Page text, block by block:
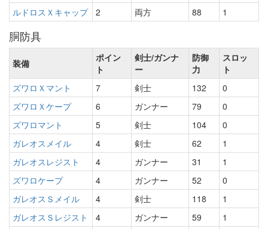
ルドロスＸキャップ
2 両方 88 1
胴防具
装備
ポイン
ト
剣士/ガンナ
ー
防御
力
スロッ
ト
ズワロＸマント
7 剣士 132
0
ズワロＸケープ
6 ガンナー 79
0
ズワロマント
5 剣士 104
0
ガレオスメイル
4 剣士 62
1
ガレオスレジスト
4 ガンナー 31
1
ズワロケープ
4 ガンナー 52
0
ガレオスＳメイル
4 剣士 118
1
ガレオスＳレジスト
4 ガンナー 59
1